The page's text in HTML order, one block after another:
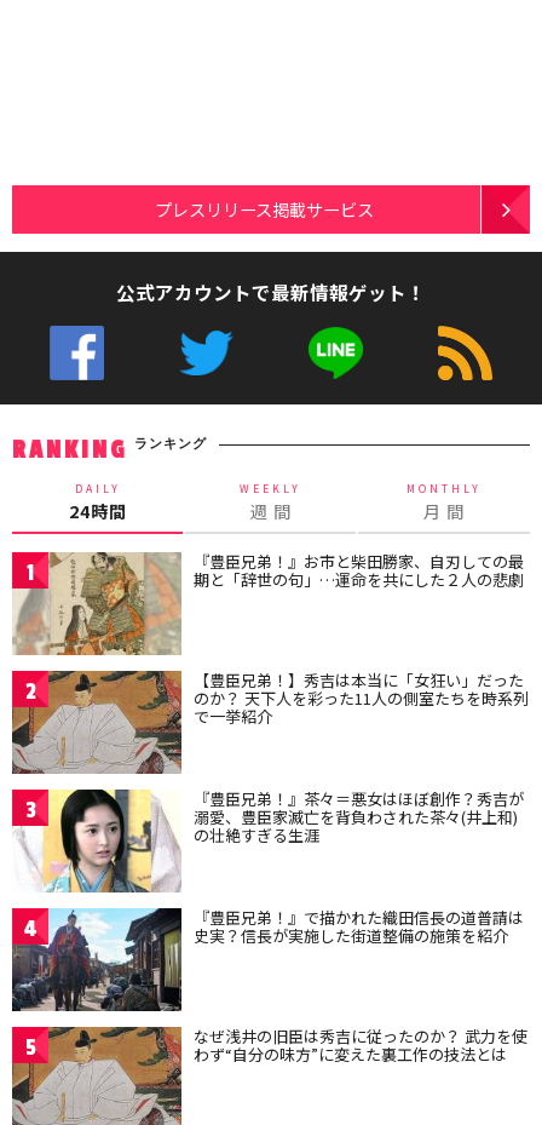
プレスリリース掲載サービス
公式アカウントで最新情報ゲット！
RANKING ランキング
DAILY
24時間
WEEKLY
週 間
MONTHLY
月 間
1 『豊臣兄弟！』お市と柴田勝家、自刃しての最
期と「辞世の句」…運命を共にした２人の悲劇
2 【豊臣兄弟！】秀吉は本当に「女狂い」だった
のか？ 天下人を彩った11人の側室たちを時系列
で一挙紹介
3 『豊臣兄弟！』茶々＝悪女はほぼ創作？秀吉が
溺愛、豊臣家滅亡を背負わされた茶々(井上和)
の壮絶すぎる生涯
4 『豊臣兄弟！』で描かれた織田信長の道普請は
史実？信長が実施した街道整備の施策を紹介
5 なぜ浅井の旧臣は秀吉に従ったのか？ 武力を使
わず“自分の味方”に変えた裏工作の技法とは